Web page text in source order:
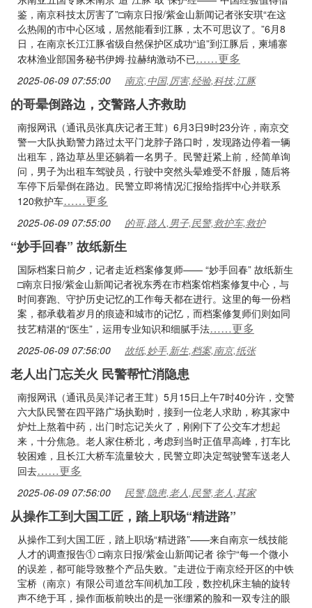
鉴，南京科技太厉害了”□南京日报/紫金山新闻记者张安琪“在这
么热闹的市中心区域，居然能看到江豚，太不可思议了。”6月8
日，在南京长江江豚省级自然保护区成功“追”到江豚后，柬埔寨
农林渔业部国务秘书伊姆·拉赫纳激动不已……更多
2025-06-09 07:55:00 南京,中国,厉害,经验,科技,江豚
的哥晕倒路边，交警路人齐救助
南报网讯（通讯员张真庆记者王茸）6月3日9时23分许，南京交
警一大队执勤警力路过太平门龙脖子路口时，发现路边停着一辆
出租车，路边草丛里还躺着一名男子。民警赶紧上前，经简单询
问，男子为出租车驾驶员，行驶中突然头晕难受不舒服，随后将
车停下后晕倒在路边。民警立即将情况汇报给指挥中心并联系
120救护车……更多
2025-06-09 07:55:00 的哥,路人,男子,民警,救护车,救护
“妙手回春” 故纸新生
国际档案日前夕，记者走近档案修复师—— “妙手回春” 故纸新生
□南京日报/紫金山新闻记者祝东秀在市档案馆档案修复中心，与
时间赛跑、守护历史记忆的工作每天都在进行。这里的每一份档
案，都承载着岁月的痕迹和城市的记忆，而档案修复师们则如同
技艺精湛的“医生”，运用专业知识和细腻手法……更多
2025-06-09 07:56:00 故纸,妙手,新生,档案,南京,纸张
老人出门忘关火 民警帮忙消隐患
南报网讯（通讯员吴洋记者王茸）5月15日上午7时40分许，交警
六大队民警在四平路广场执勤时，接到一位老人求助，称其家中
炉灶上熬着中药，出门时忘记关火了，刚刚下了公交车才想起
来，十分焦急。老人家住桥北，考虑到当时正值早高峰，打车比
较困难，且长江大桥车流量较大，民警立即决定驾驶警车送老人
回去……更多
2025-06-09 07:56:00 民警,隐患,老人,民警,老人,其家
从操作工到大国工匠，踏上职场“精进路”
从操作工到大国工匠，踏上职场“精进路”——来自南京一线技能
人才的调查报告① □南京日报/紫金山新闻记者 徐宁“每一个微小
的误差，都可能导致整个产品失败。”走进位于南京经开区的中铁
宝桥（南京）有限公司道岔车间机加工段，数控机床主轴的旋转
声不绝于耳，操作面板前映出的是一张绷紧的脸和一双专注的眼